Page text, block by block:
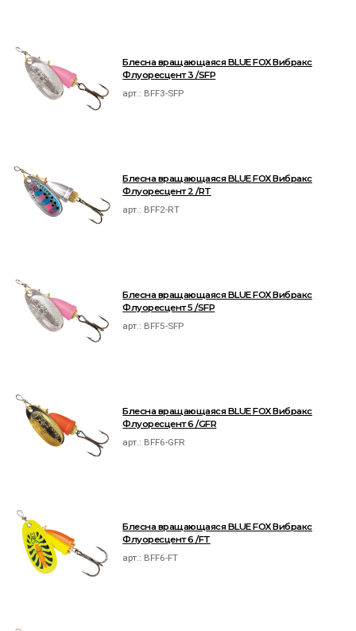
Блесна вращающаяся BLUE FOX Вибракс
Флуоресцент 3 /SFP
арт.: BFF3-SFP
Блесна вращающаяся BLUE FOX Вибракс
Флуоресцент 2 /RT
арт.: BFF2-RT
Блесна вращающаяся BLUE FOX Вибракс
Флуоресцент 5 /SFP
арт.: BFF5-SFP
Блесна вращающаяся BLUE FOX Вибракс
Флуоресцент 6 /GFR
арт.: BFF6-GFR
Блесна вращающаяся BLUE FOX Вибракс
Флуоресцент 6 /FT
арт.: BFF6-FT